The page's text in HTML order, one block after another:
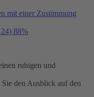
mit einer Zustimmung
88%
ruhigen und
den Ausblick auf den